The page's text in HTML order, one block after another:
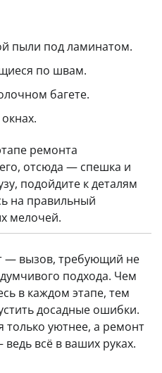
пыли под ламинатом.
по швам.
багете.
ремонта
отсюда — спешка и
подойдите к деталям
на правильный
мелочей.
— вызов, требующий не
подхода. Чем
в каждом этапе, тем
досадные ошибки.
только уютнее, а ремонт
всё в ваших руках.